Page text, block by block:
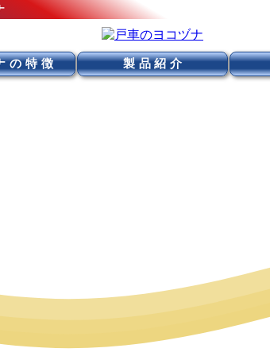
の特徴 製品紹介